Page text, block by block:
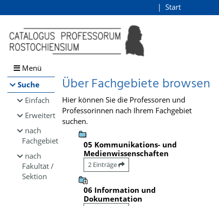
Browsen
direkt zum Inhalt
Start
Menü
Suche
Einfach
Erweitert
nach
Fachgebiet
nach
Fakultät /
Sektion
Über Fachgebiete browsen
Hier können Sie die Professoren und
Professorinnen nach Ihrem Fachgebiet
suchen.
05 Kommunikations- und
Medienwissenschaften
2 Einträge
06 Information und
Dokumentation